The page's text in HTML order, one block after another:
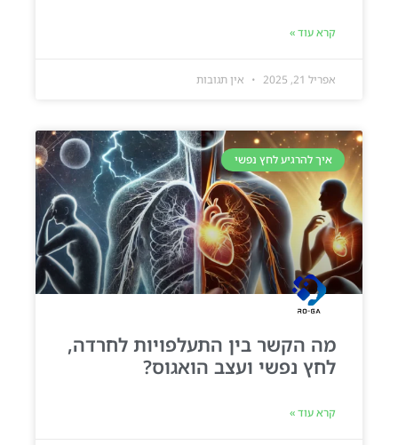
קרא עוד »
אפריל 21, 2025 אין תגובות
איך להרגיע לחץ נפשי
מה הקשר בין התעלפויות לחרדה,
לחץ נפשי ועצב הואגוס?
קרא עוד »